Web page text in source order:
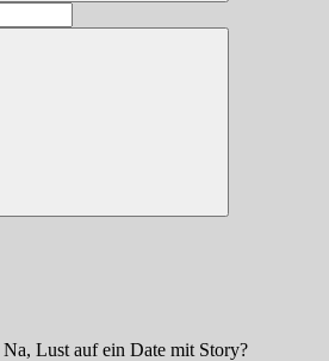
Suchen
Lust auf ein Date mit Story?